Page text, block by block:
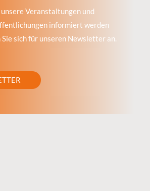
Veranstaltungen und
informiert werden
sich für unseren Newsletter an.